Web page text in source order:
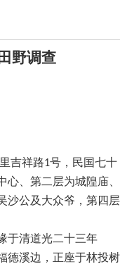
野调查
吉祥路1号，民国七十
、第二层为城隍庙、
沙公及大众爷，第四层
于清道光二十三年
德溪边，正座于林投树